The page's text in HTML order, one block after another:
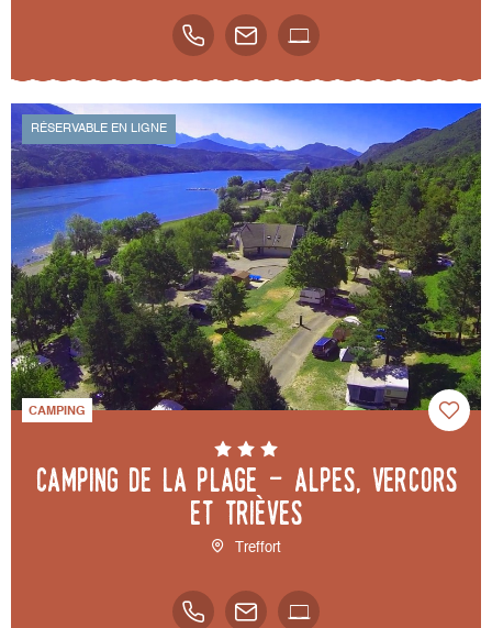
CAMPING
Camping de la Plage - Alpes, Vercors
et Trièves
Treffort
RÉSERVABLE EN LIGNE